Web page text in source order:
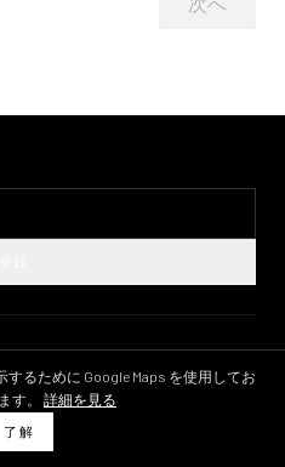
ライセンスINSTAGRAM
るために Google Maps を使用してお
す。
詳細を見る
了解